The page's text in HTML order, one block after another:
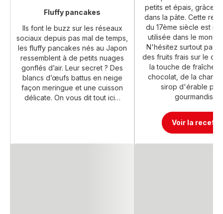
Fluffy pancakes
Ils font le buzz sur les réseaux
sociaux depuis pas mal de temps,
les fluffy pancakes nés au Japon
ressemblent à de petits nuages
gonflés d’air. Leur secret ? Des
blancs d’œufs battus en neige
façon meringue et une cuisson
délicate. On vous dit tout ici…
petits et épais, grâce à
dans la pâte. Cette
du 17ème siècle est
utilisée dans le monde
N'hésitez surtout pas
des fruits frais sur le
la touche de
chocolat, de la
sirop d'érable
gourmandise.
Voir la recette